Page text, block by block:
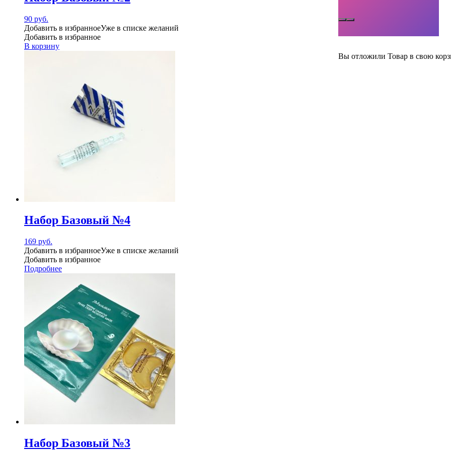
Вы отложили Товар в свою
90 руб.
Добавить в избранноеУже в списке желаний
Добавить в избранное
В корзину
Набор Базовый №4
169 руб.
Добавить в избранноеУже в списке желаний
Добавить в избранное
Подробнее
Набор Базовый №3